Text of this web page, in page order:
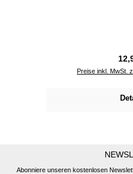
Preise inkl. MwSt.
Abonniere unseren kostenlosen